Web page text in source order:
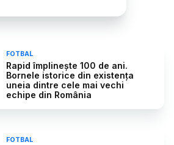
FOTBAL
Rapid împlinește 100 de ani.
Bornele istorice din existența
uneia dintre cele mai vechi
echipe din România
FOTBAL